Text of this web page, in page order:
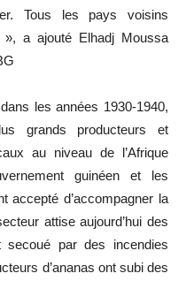
Tous les pays voisins
», a ajouté Elhadj Moussa
les années 1930-1940,
grands producteurs et
au niveau de l’Afrique
guinéen et les
accepté d’accompagner la
attise aujourd’hui des
par des incendies
d’ananas ont subi des